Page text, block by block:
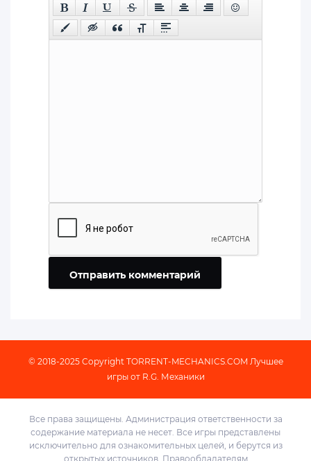
Отправить комментарий
© 2018-2025 Copyright TORRENT-MECHANICS.COM Лучшее
игры от R.G. Механики
Все права защищены. Администрация ответственности за
содержание материала не несет. Все игры представлены
исключительно для ознакомительных целей, и берутся из
открытых источников. Правообладателям